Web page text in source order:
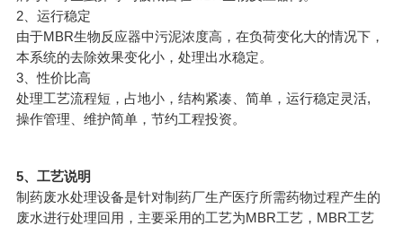
2、运行稳定
由于MBR生物反应器中污泥浓度高，在负荷变化大的情况下，
本系统的去除效果变化小，处理出水稳定。
3、性价比高
处理工艺流程短，占地小，结构紧凑、简单，运行稳定灵活,
操作管理、维护简单，节约工程投资。
5、工艺说明
制药废水处理设备是针对制药厂生产医疗所需药物过程产生的
废水进行处理回用，主要采用的工艺为MBR工艺，MBR工艺